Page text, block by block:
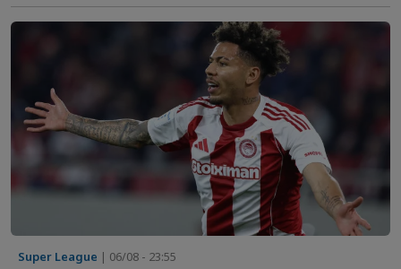
Super League | 06/08 - 23:55